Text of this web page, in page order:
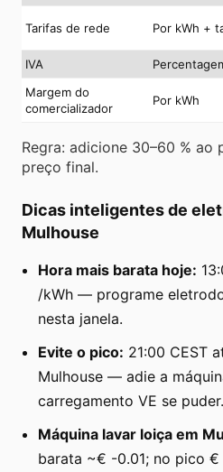
Tarifas de rede Por kWh +
IVA
Margem do
comercializador
Por kWh
Regra: adicione 30–60 %
preço final.
Dicas inteligentes de
Mulhouse
Hora mais barata hoje:
/kWh — programe
nesta janela.
Evite o pico: 21:00 CEST
Mulhouse — adie a
carregamento VE se puder.
Máquina lavar loiça em
barata ~€ -0.01; no pico